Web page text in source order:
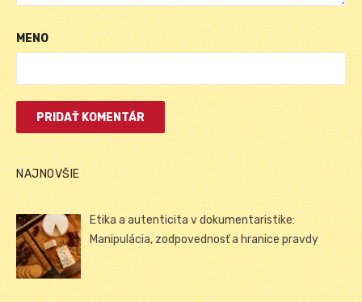
MENO
NAJNOVŠIE
Etika a autenticita v dokumentaristike:
Manipulácia, zodpovednosť a hranice pravdy